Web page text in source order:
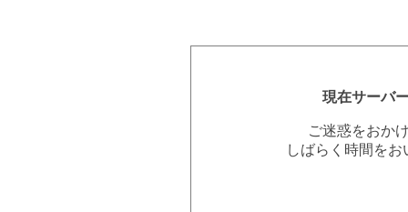
現在サーバ
ご迷惑をおか
しばらく時間を